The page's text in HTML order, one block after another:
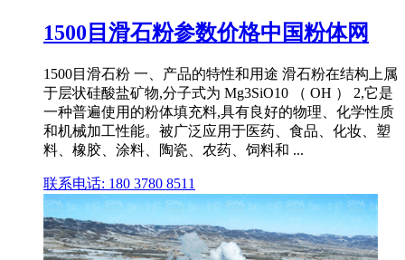
1500目滑石粉参数价格中国粉体网
1500目滑石粉 一、产品的特性和用途 滑石粉在结构上属
于层状硅酸盐矿物,分子式为 Mg3SiO10 （ OH ） 2,它是
一种普遍使用的粉体填充料,具有良好的物理、化学性质
和机械加工性能。被广泛应用于医药、食品、化妆、塑
料、橡胶、涂料、陶瓷、农药、饲料和 ...
联系电话: 180 3780 8511